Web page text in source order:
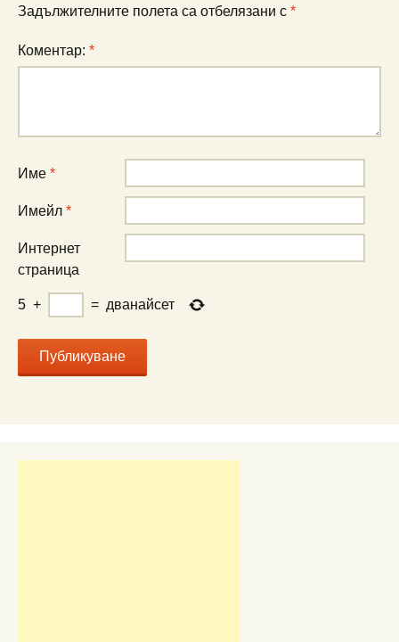
Задължителните полета са отбелязани с *
Коментар: *
Име *
Имейл *
Интернет
страница
5 + = дванайсет